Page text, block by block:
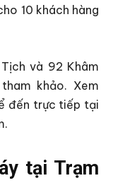
10 khách hàng
và 92 Khâm
khảo. Xem
đến trực tiếp tại
tại Trạm